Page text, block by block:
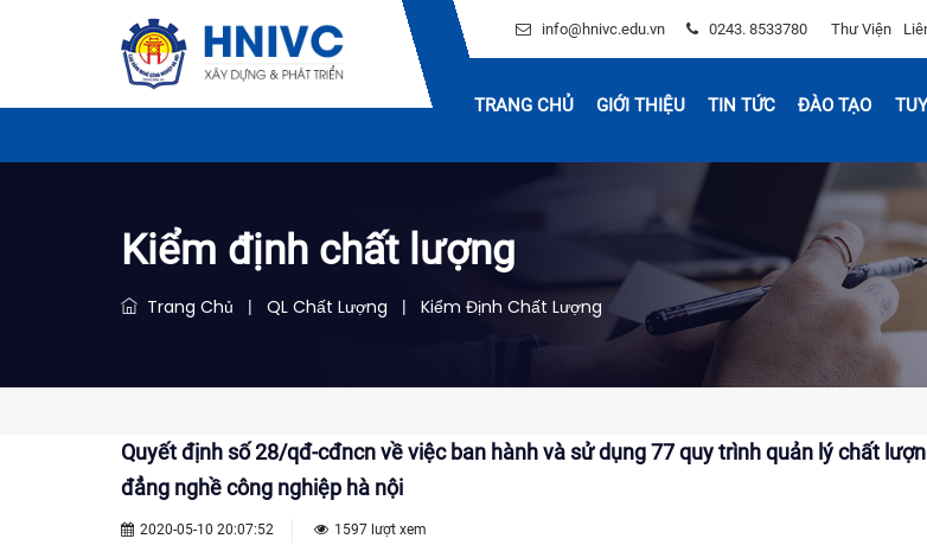
info@hnivc.edu.vn 0243. 8533780 Thư Viện
TRANG CHỦ GIỚI THIỆU TIN TỨC ĐÀO TẠO
Kiểm định chất lượng
Trang Chủ | QL Chất Lượng | Kiểm Định Chất Lượng
Quyết định số 28/qđ-cđncn về việc ban hành và sử dụng 77 quy trình quản lý chất
đẳng nghề công nghiệp hà nội
2020-05-10 20:07:52 1597 lượt xem